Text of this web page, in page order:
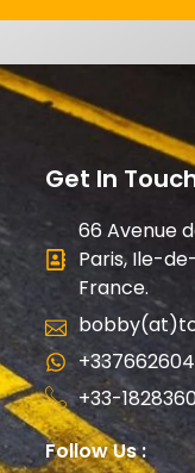
Get In
66 Avenue
Paris, Ile-
France.
+33-
Follow Us :